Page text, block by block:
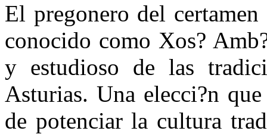
El pregonero del
conocido como Xos?
y estudioso de las
Asturias. Una elecci?n
de potenciar la cultura